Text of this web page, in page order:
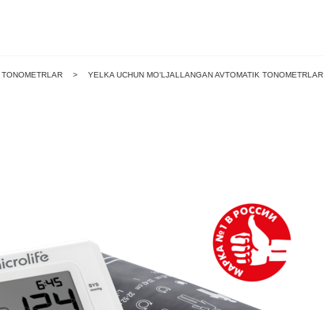
TONOMETRLAR > YELKA UCHUN MO‘LJALLANGAN AVTOMATIK TONOMETRLAR